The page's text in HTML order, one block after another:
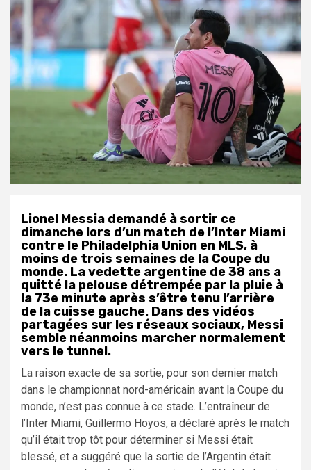
Lionel Messia demandé à sortir ce
dimanche lors d’un match de l’Inter Miami
contre le Philadelphia Union en MLS, à
moins de trois semaines de la Coupe du
monde. La vedette argentine de 38 ans a
quitté la pelouse détrempée par la pluie à
la 73e minute après s’être tenu l’arrière
de la cuisse gauche. Dans des vidéos
partagées sur les réseaux sociaux, Messi
semble néanmoins marcher normalement
vers le tunnel.
La raison exacte de sa sortie, pour son dernier match
dans le championnat nord-américain avant la Coupe du
monde, n’est pas connue à ce stade. L’entraîneur de
l’Inter Miami, Guillermo Hoyos, a déclaré après le match
qu’il était trop tôt pour déterminer si Messi était
blessé, et a suggéré que la sortie de l’Argentin était